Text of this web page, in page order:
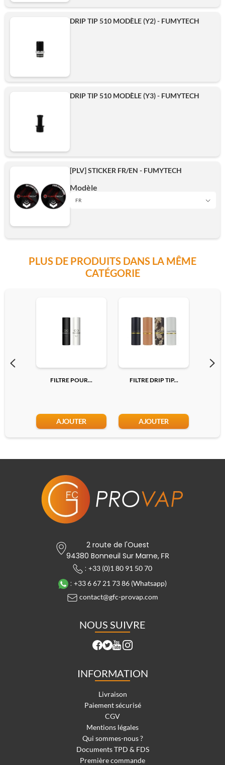
DRIP TIP 510 MODÈLE (Y2) - FUMYTECH
DRIP TIP 510 MODÈLE (Y3) - FUMYTECH
[PLV] STICKER FR/EN - FUMYTECH
Modèle
FR
EN
PLUS DE PRODUITS DANS LA MÊME
CATÉGORIE
FILTRE POUR...
AJOUTER
FILTRE DRIP TIP...
AJOUTER
2 route de l'Ouest
94380 Bonneuil Sur Marne,FR
: +33 (0)1 80 91 50 70
: +33 6 67 21 73 86 (Whatsapp)
contact@gfc-provap.com
NOUS SUIVRE
INFORMATION
Livraison
Paiement sécurisé
CGV
Mentions légales
Qui sommes-nous ?
Documents TPD & FDS
Première commande